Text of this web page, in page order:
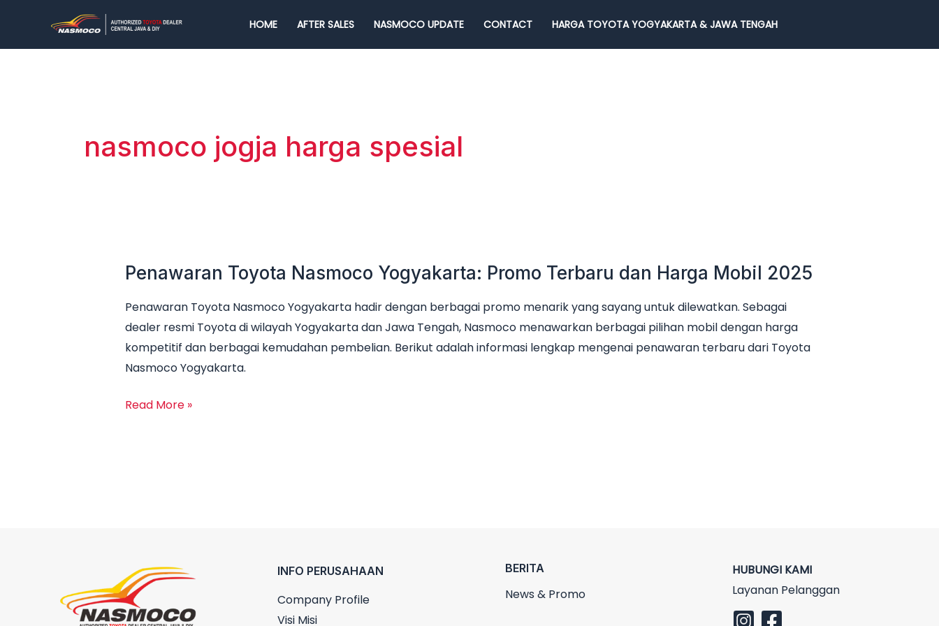
konten
HOME AFTER SALES NASMOCO UPDATE CONTACT HARGA TOYOTA YOGYAKARTA & JAWA TENGAH
nasmoco jogja harga spesial
Penawaran Toyota Nasmoco Yogyakarta: Promo Terbaru dan Harga Mobil 2025
Penawaran Toyota Nasmoco Yogyakarta hadir dengan berbagai promo menarik yang sayang untuk dilewatkan. Sebagai
dealer resmi Toyota di wilayah Yogyakarta dan Jawa Tengah, Nasmoco menawarkan berbagai pilihan mobil dengan harga
kompetitif dan berbagai kemudahan pembelian. Berikut adalah informasi lengkap mengenai penawaran terbaru dari Toyota
Nasmoco Yogyakarta.
Penawaran
Nasmoco
Yogyakarta:
Promo
Terbaru
Harga
Read More »
INFO PERUSAHAAN
Company Profile
Visi Misi
BERITA
News & Promo
HUBUNGI KAMI
Layanan Pelanggan